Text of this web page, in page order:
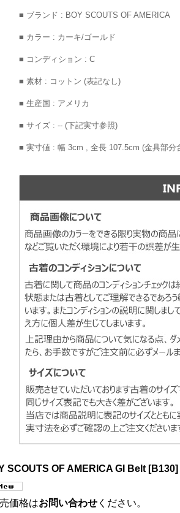
■ ブランド : BOY SCOUTS OF AMERICA
■ カラー : カーキ/ゴールド
■ コンディション : C
■ 素材 : コットン (表記なし)
■ 生産国 : アメリカ
■ サイズ : -- (下記実寸参照)
■ 実寸値 : 幅 3cm , 全長 107.5cm (金具部分
SCOUTS OF AMERICA GI Belt [B130]
価格はお問い合わせ ください。